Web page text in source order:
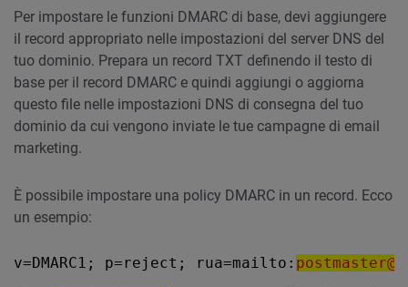
Per impostare le funzioni DMARC di base, devi aggiungere
il record appropriato nelle impostazioni del server DNS del
tuo dominio. Prepara un record TXT definendo il testo di
base per il record DMARC e quindi aggiungi o aggiorna
questo file nelle impostazioni DNS di consegna del tuo
dominio da cui vengono inviate le tue campagne di email
marketing.
È possibile impostare una policy DMARC in un record. Ecco
un esempio:
v=DMARC1; p=reject; rua=mailto: